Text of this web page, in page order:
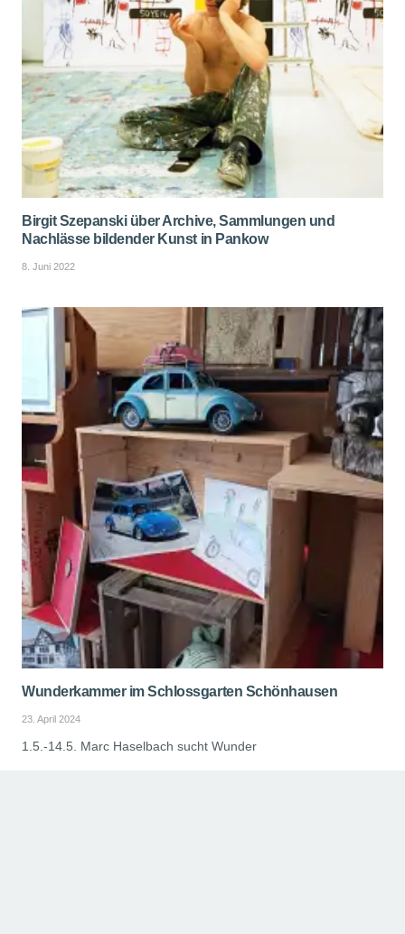
Birgit Szepanski über Archive, Sammlungen und
Nachlässe bildender Kunst in Pankow
8. Juni 2022
Wunderkammer im Schlossgarten Schönhausen
23. April 2024
1.5.-14.5. Marc Haselbach sucht Wunder